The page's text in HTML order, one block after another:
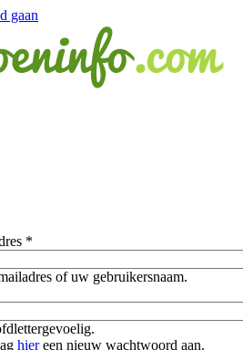
gaan
*
of uw gebruikersnaam.
hiereen nieuw wachtwoord aan.